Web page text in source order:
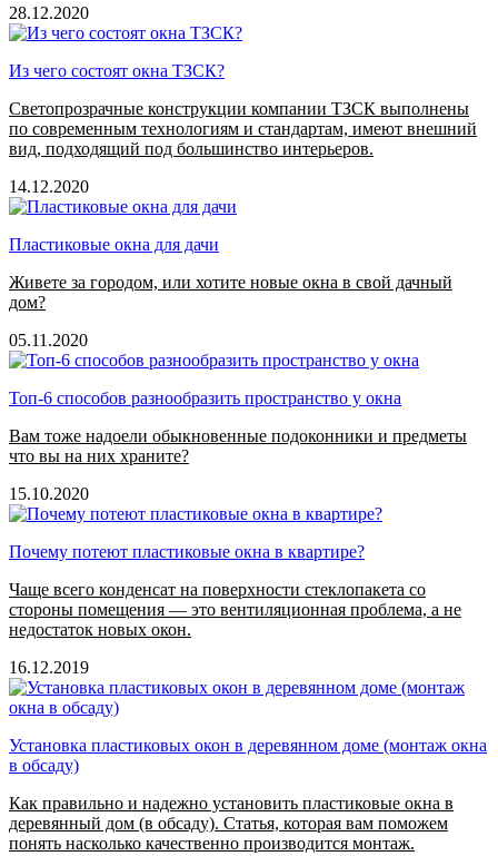
28.12.2020
Из чего состоят окна ТЗСК?
Светопрозрачные конструкции компании ТЗСК выполнены
по современным технологиям и стандартам, имеют внешний
вид, подходящий под большинство интерьеров.
14.12.2020
Пластиковые окна для дачи
Живете за городом, или хотите новые окна в свой дачный
дом?
05.11.2020
Топ-6 способов разнообразить пространство у окна
Вам тоже надоели обыкновенные подоконники и предметы
что вы на них храните?
15.10.2020
Почему потеют пластиковые окна в квартире?
Чаще всего конденсат на поверхности стеклопакета со
стороны помещения — это вентиляционная проблема, а не
недостаток новых окон.
16.12.2019
Установка пластиковых окон в деревянном доме (монтаж окна
в обсаду)
Как правильно и надежно установить пластиковые окна в
деревянный дом (в обсаду). Статья, которая вам поможем
понять насколько качественно производится монтаж.